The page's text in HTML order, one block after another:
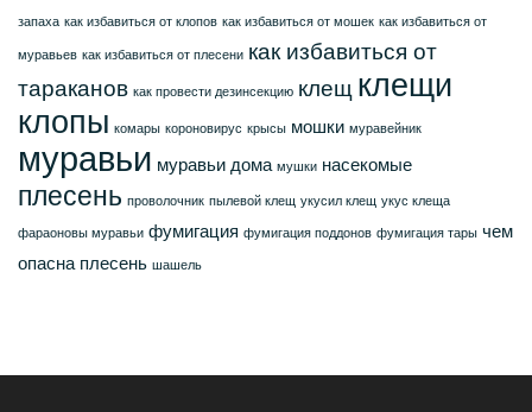
запаха как избавиться от клопов как избавиться от мошек как избавиться от
муравьев как избавиться от плесени как избавиться от
тараканов как провести дезинсекцию клещ клещи
клопы комары короновирус крысы мошки муравейник
муравьи муравьи дома мушки насекомые
плесень проволочник пылевой клещ укусил клещ укус клеща
фараоновы муравьи фумигация фумигация поддонов фумигация тары чем
опасна плесень шашель